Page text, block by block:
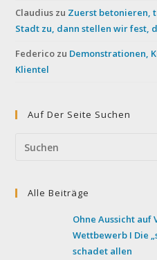
Claudius zu Zuerst betonieren,
Stadt zu, dann stellen wir fest,
Federico zu Demonstrationen,
Klientel
Auf Der Seite Suchen
Alle Beiträge
Ohne Aussicht auf
Wettbewerb I Die
schadet allen